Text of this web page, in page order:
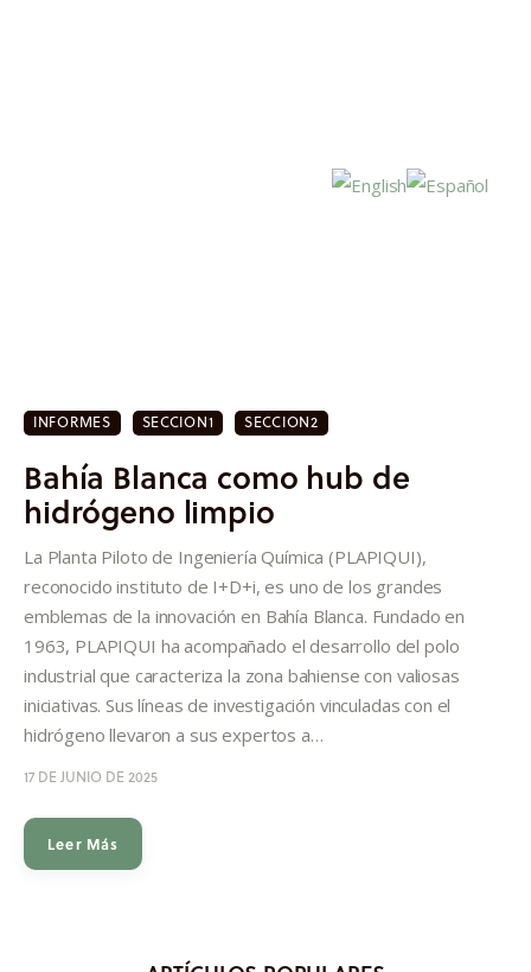
Investigación
Proyectos
Informes
Quiénes somos
INFORMES SECCION1 SECCION2
Bahía Blanca como hub de
hidrógeno limpio
La Planta Piloto de Ingeniería Química (PLAPIQUI),
reconocido instituto de I+D+i, es uno de los grandes
emblemas de la innovación en Bahía Blanca. Fundado en
1963, PLAPIQUI ha acompañado el desarrollo del polo
industrial que caracteriza la zona bahiense con valiosas
iniciativas. Sus líneas de investigación vinculadas con el
hidrógeno llevaron a sus expertos a…
17 DE JUNIO DE 2025
Leer Más